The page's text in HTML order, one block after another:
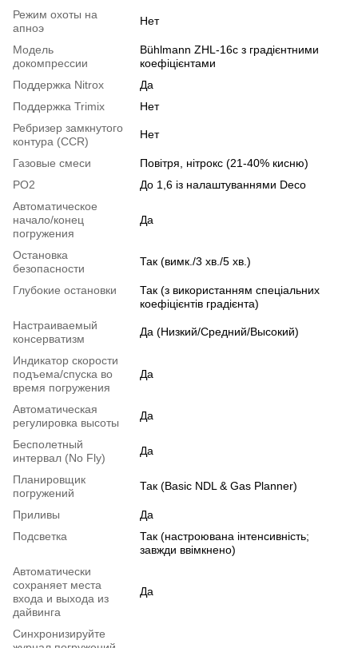
Режим охоты на
апноэ
Нет
Модель
докомпрессии
Bühlmann ZHL-16c з градієнтними
коефіцієнтами
Поддержка Nitrox
Да
Поддержка Trimix
Нет
Ребризер замкнутого
контура (CCR)
Нет
Газовые смеси
Повітря, нітрокс (21-40% кисню)
PO2
До 1,6 із налаштуваннями Deco
Автоматическое
начало/конец
погружения
Да
Остановка
безопасности
Так (вимк./3 хв./5 хв.)
Глубокие остановки
Так (з використанням спеціальних
коефіцієнтів градієнта)
Настраиваемый
консерватизм
Да (Низкий/Средний/Высокий)
Индикатор скорости
подъема/спуска во
время погружения
Да
Автоматическая
регулировка высоты
Да
Бесполетный
интервал (No Fly)
Да
Планировщик
погружений
Так (Basic NDL & Gas Planner)
Приливы
Да
Подсветка
Так (настроювана інтенсивність;
завжди ввімкнено)
Автоматически
сохраняет места
входа и выхода из
дайвинга
Да
Синхронизируйте